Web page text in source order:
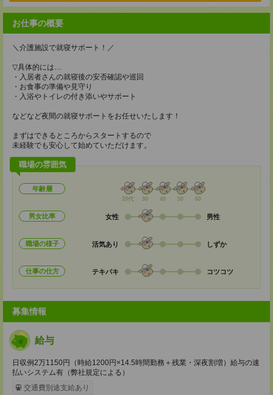
お仕事の概要
＼介護施設で就寝サポート！／
▽具体的には…
・入居者さんの就寝後の安否確認や巡回
・お食事の準備や見守り
・入浴やトイレの付き添いやサポート
などなど夜間の就寝サポートをお任せいたします！
まずはできるところからスタートするので
未経験でも安心して始めていただけます。
職場の雰囲気
年齢層
20代 30 40 50 60
男女比率 女性 男性
職場の様子 活気あり しずか
仕事の仕方 テキパキ コツコツ
募集情報
給与
日収例2万1150円（時給1200円×14.5時間勤務＋残業・深夜割増）給与の速
払いシステム有（弊社規定による）
交通費別途支給あり